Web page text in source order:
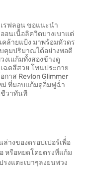
รฟลอน ขอแนะนำ
อนเนื้อลิควิดบางเบาแต่
ล้ายแป้ง มาพร้อมหัวดร
คุมปริมาณได้อย่างพอดี
งเแก้มทั้งสองข้างดู
ฉดสีสวย โทนประกาย
าส Revlon Glimmer
ม่ ที่มอบแก้มดูอิ่มฟูฉ่ำ
ชีวาทันที
างของดรอปเปอร์เพื่่อ
หรือหยดโดยตรงที่แก้ม
งแตะเบาๆลงยนพวง